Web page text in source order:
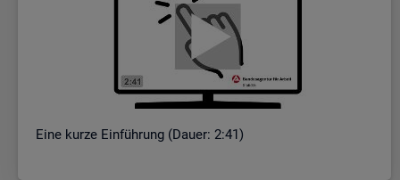
Eine kurze Ein­füh­rung (Dauer: 2:41)